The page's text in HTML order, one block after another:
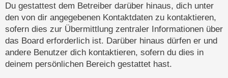
Du gestattest dem Betreiber darüber hinaus, dich unter
den von dir angegebenen Kontaktdaten zu kontaktieren,
sofern dies zur Übermittlung zentraler Informationen über
das Board erforderlich ist. Darüber hinaus dürfen er und
andere Benutzer dich kontaktieren, sofern du dies in
deinem persönlichen Bereich gestattet hast.